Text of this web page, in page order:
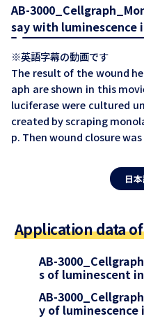
AB-
say with luminescence
※英語字幕の動画です
The result of the wound
aph are shown in this
luciferase were cultured
created by scraping
p. Then wound closure
日
Application data
AB-
s of luminescent
AB-
y of luminescence